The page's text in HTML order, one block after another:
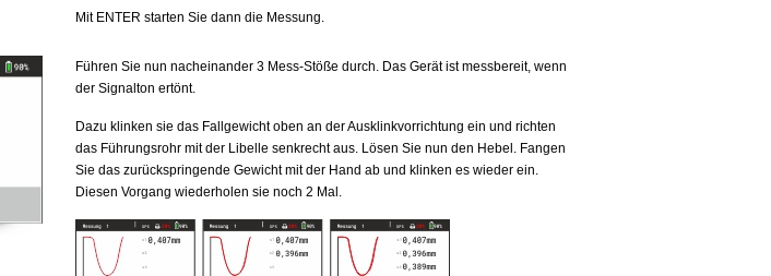
Mit ENTER starten Sie dann die Messung.
Führen Sie nun nacheinander 3 Mess-Stöße durch. Das Gerät ist messbereit, wenn
der Signalton ertönt.
Dazu klinken sie das Fallgewicht oben an der Ausklinkvorrichtung ein und richten
das Führungsrohr mit der Libelle senkrecht aus. Lösen Sie nun den Hebel. Fangen
Sie das zurückspringende Gewicht mit der Hand ab und klinken es wieder ein.
Diesen Vorgang wiederholen sie noch 2 Mal.